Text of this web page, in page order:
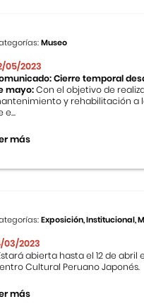
Museo
05/2023
Cierre temporal
mayo:Con el objetivo de
y rehabilitación a
e...
más
Exposición, Institucional,
03/2023
abierta hasta el 12 de abril
Cultural Peruano Japonés.
más